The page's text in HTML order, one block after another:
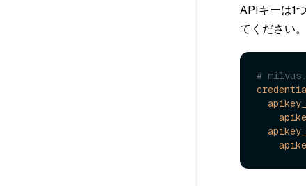
APIキーは1
てください。
#